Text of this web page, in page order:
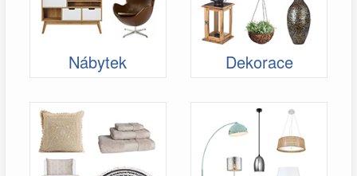
Nábytek Dekorace